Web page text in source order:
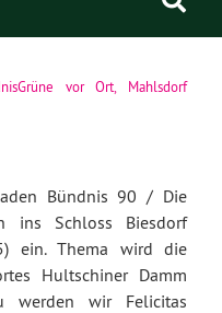
vor Ort, Mahlsdorf
Bündnis 90 / Die
ins Schloss Biesdorf
ein. Thema wird die
Hultschiner Damm
werden wir Felicitas